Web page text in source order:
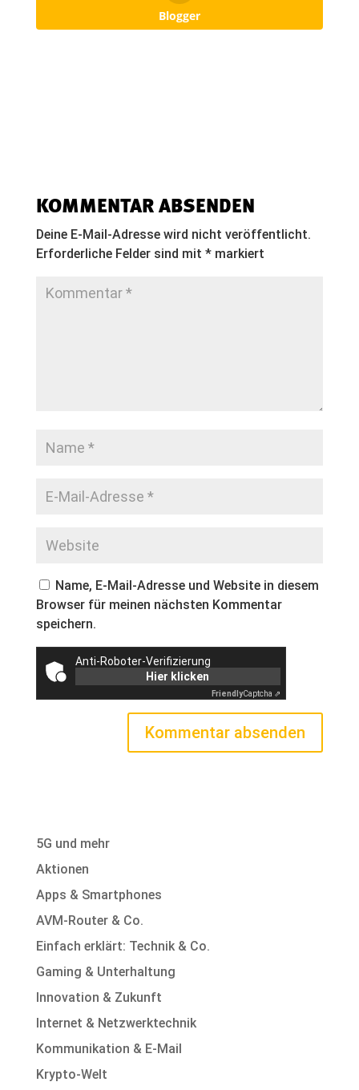
Blogger
KOMMENTAR ABSENDEN
Deine E-Mail-Adresse wird nicht veröffentlicht.
Erforderliche Felder sind mit *markiert
Name, E-Mail-Adresse und Website in diesem
Browser für meinen nächsten Kommentar
speichern.
Anti-Roboter-Verifizierung
Hier klicken
FriendlyCaptcha ⇗
5G und mehr
Aktionen
Apps & Smartphones
AVM-Router & Co.
Einfach erklärt: Technik & Co.
Gaming & Unterhaltung
Innovation & Zukunft
Internet & Netzwerktechnik
Kommunikation & E-Mail
Krypto-Welt